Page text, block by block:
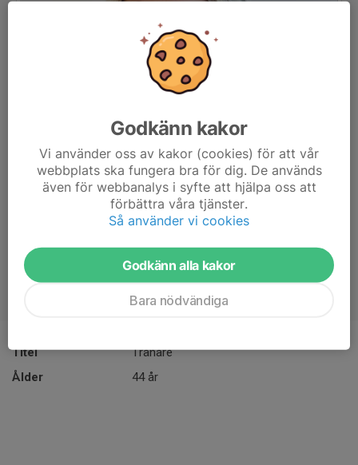
Titel
Tränare
Ålder
44 år
Godkänn kakor
Vi använder oss av kakor (cookies) för att vår
webbplats ska fungera bra för dig. De används
även för webbanalys i syfte att hjälpa oss att
förbättra våra tjänster.
Så använder vi cookies
Godkänn alla kakor
Bara nödvändiga